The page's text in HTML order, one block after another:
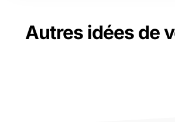
Autres idées de